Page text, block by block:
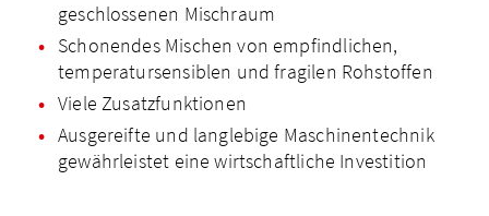
geschlossenen Mischraum
Schonendes Mischen von empfindlichen,
temperatursensiblen und fragilen Rohstoffen
Viele Zusatzfunktionen
Ausgereifte und langlebige Maschinentechnik
gewährleistet eine wirtschaftliche Investition